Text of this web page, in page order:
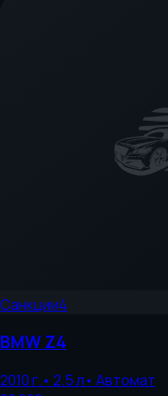
Санкции4
BMWZ4
2010г.• 2.5л• Автомат